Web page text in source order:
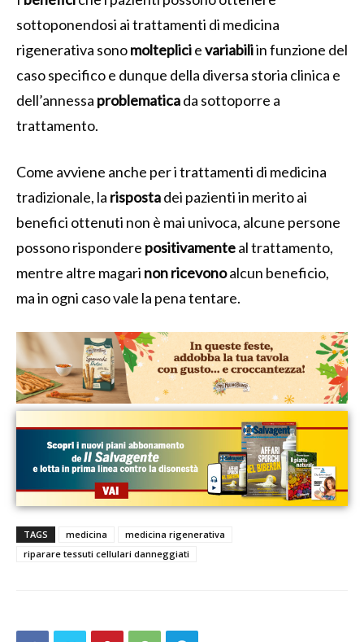
sottoponendosi ai trattamenti di medicina
rigenerativa sonomolteplicievariabiliin funzione del
caso specifico e dunque della diversa storia clinica e
dell’annessa problematicada sottoporre a
trattamento.
Come avviene anche per i trattamenti di medicina
tradizionale, la rispostadei pazienti in merito ai
benefici ottenuti non è mai univoca, alcune persone
possono rispondere positivamenteal trattamento,
mentre altre magari non ricevonoalcun beneficio,
ma in ogni caso vale la pena tentare.
TAGS medicina
medicina rigenerativa
riparare tessuti cellulari danneggiati